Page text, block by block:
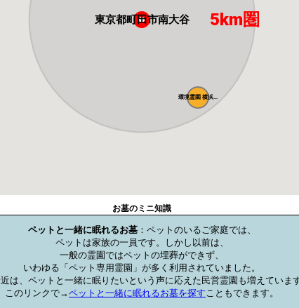
環境霊園 横浜...
東京都町田市南大谷 5km圏
お墓のミニ知識
ペットと一緒に眠れるお墓：ペットのいるご家庭では、
ペットは家族の一員です。しかし以前は、
一般の霊園ではペットの埋葬ができず、
いわゆる「ペット専用霊園」が多く利用されていました。
は、ペットと一緒に眠りたいという声に応えた民営霊園も増えていま
このリンクで→ペットと一緒に眠れるお墓を探す こともできます。